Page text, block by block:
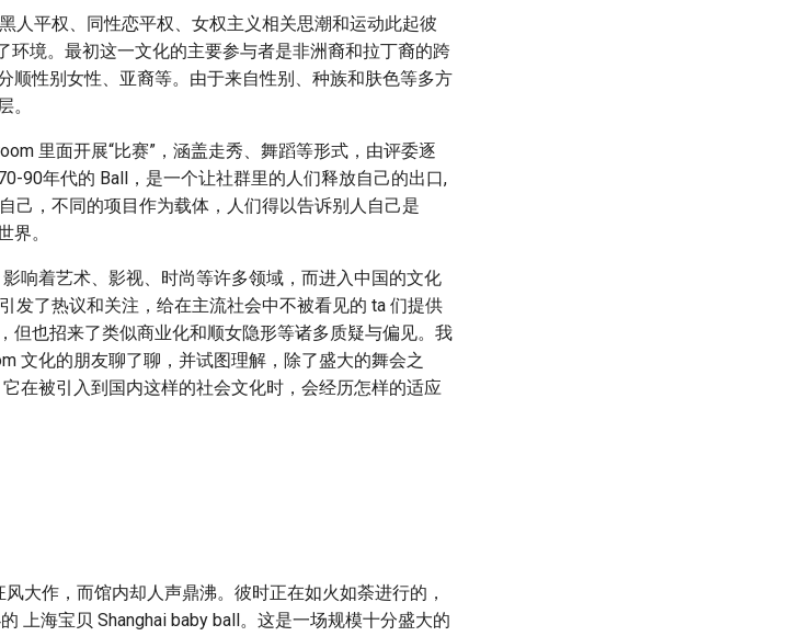
人平权、同性恋平权、女权主义相关思潮和运动此起彼
环境。最初这一文化的主要参与者是非洲裔和拉丁裔的跨
顺性别女性、亚裔等。由于来自性别、种族和肤色等多方
。
里面开展“比赛”，涵盖走秀、舞蹈等形式，由评委逐
90年代的 Ball，是一个让社群里的人们释放自己的出口,
己，不同的项目作为载体，人们得以告诉别人自己是
界。
响着艺术、影视、时尚等许多领域，而进入中国的文化
发了热议和关注，给在主流社会中不被看见的 ta 们提供
但也招来了类似商业化和顺女隐形等诸多质疑与偏见。我
文化的朋友聊了聊，并试图理解，除了盛大的舞会之
在被引入到国内这样的社会文化时，会经历怎样的适应
大作，而馆内却人声鼎沸。彼时正在如火如荼进行的，
上海宝贝 Shanghai baby ball。这是一场规模十分盛大的